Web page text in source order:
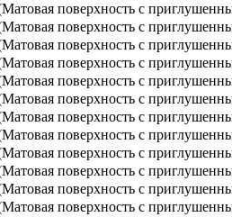
поверхность с
поверхность с
поверхность с
поверхность с
поверхность с
поверхность с
поверхность с
поверхность с
поверхность с
поверхность с
поверхность с
поверхность с